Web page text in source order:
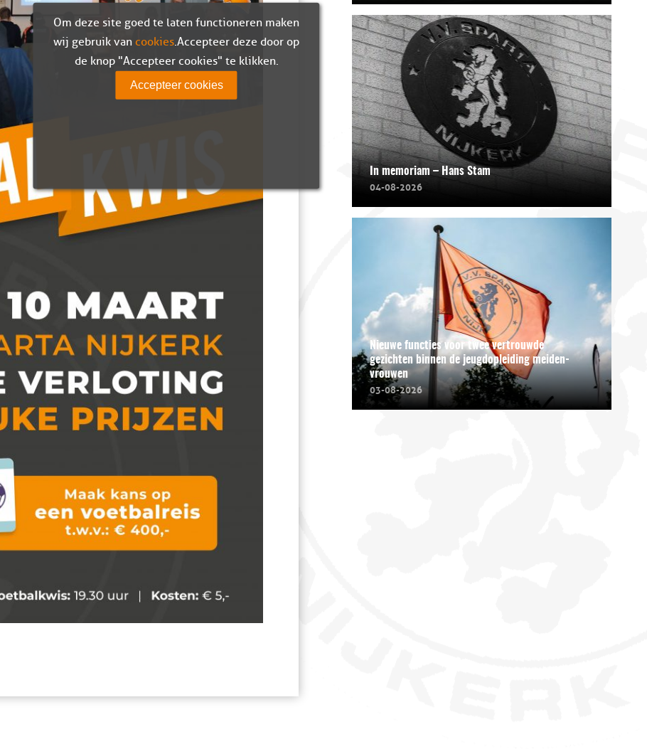
In memoriam – Hans Stam
04-08-2026
Nieuwe functies voor twee vertrouwde
gezichten binnen de jeugdopleiding meiden-
vrouwen
03-08-2026
Om deze site goed te laten functioneren maken
wij gebruik van cookies. Accepteer deze door op
de knop "Accepteer cookies" te klikken.
Accepteer cookies